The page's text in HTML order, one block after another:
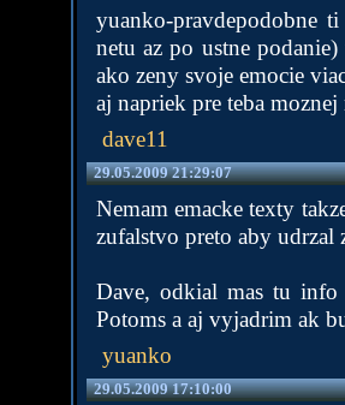
yuanko-pravdepodobne
netu az po ustne
ako zeny svoje emocie
aj napriek pre teba
dave11
29.05.2009 21:29:07
Nemam emacke texty
zufalstvo preto aby udrzal
Dave, odkial mas tu
Potoms a aj vyjadrim ak
yuanko
29.05.2009 17:10:00